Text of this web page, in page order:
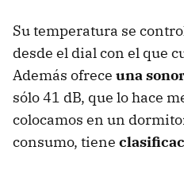
Su temperatura se
desde el dial con el que
Además ofrece una
sólo 41 dB, que lo hace
colocamos en un
consumo, tiene